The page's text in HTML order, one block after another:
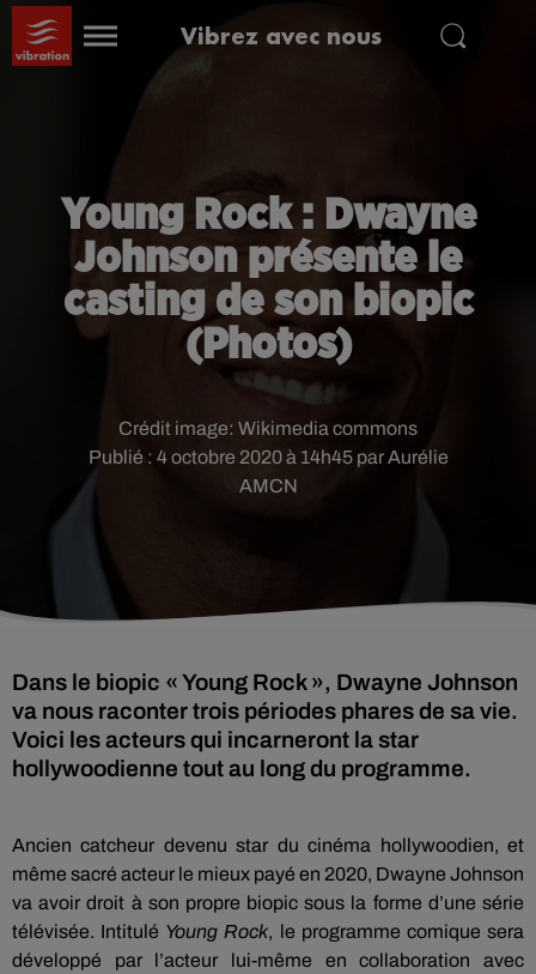
Vibrez avec nous
Young Rock : Dwayne
Johnson présente le
casting de son biopic
(Photos)
Publié : 4 octobre 2020 à 14h45 par Aurélie
AMCN
Crédit image: Wikimedia commons
Dans le biopic « Young Rock », Dwayne Johnson
va nous raconter trois périodes phares de sa vie.
Voici les acteurs qui incarneront la star
hollywoodienne tout au long du programme.
Ancien catcheur devenu star du cinéma hollywoodien, et
même sacré acteur le mieux payé en 2020, Dwayne Johnson
va avoir droit à son propre biopic sous la forme d’une série
télévisée. Intitulé Young Rock, le programme comique sera
développé par l’acteur lui-même en collaboration avec